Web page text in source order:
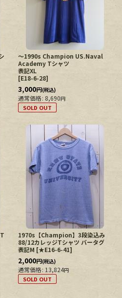
〜1990s Champion US.Naval
Academy Tシャツ
表記XL
[E18-6-28]
3,000円(税込)
通常価格: 8,690円
SOLD OUT
1970s【Champion】3段染込み
88/12カレッジTシャツ バータグ
表記M [★E16-6-41]
2,000円(税込)
通常価格: 13,824円
SOLD OUT